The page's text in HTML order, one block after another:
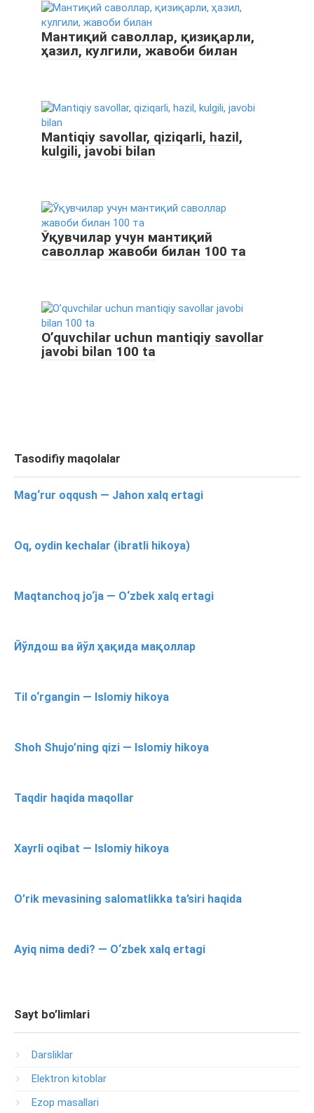
Мантиқий саволлар, қизиқарли,
ҳазил, кулгили, жавоби билан
Mantiqiy savollar, qiziqarli, hazil,
kulgili, javobi bilan
Ўқувчилар учун мантиқий
саволлар жавоби билан 100 та
O’quvchilar uchun mantiqiy savollar
javobi bilan 100 ta
Tasodifiy maqolalar
Mag‘rur oqqush — Jahon xalq ertagi
Oq, oydin kechalar (ibratli hikoya)
Maqtanchoq jo‘ja — O‘zbek xalq ertagi
Йўлдош ва йўл ҳақида мақоллар
Til o‘rgangin — Islomiy hikoya
Shoh Shujo’ning qizi — Islomiy hikoya
Taqdir haqida maqollar
Xayrli oqibat — Islomiy hikoya
O’rik mevasining salomatlikka ta’siri haqida
Ayiq nima dedi? — O‘zbek xalq ertagi
Sayt bo’limlari
Darsliklar
Elektron kitoblar
Ezop masallari